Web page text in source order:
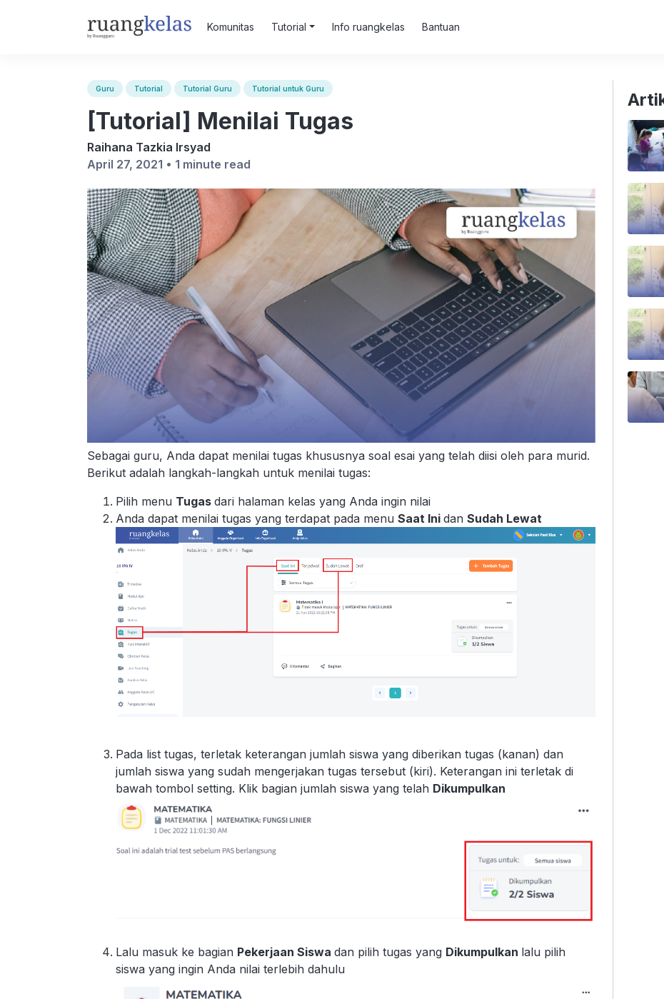
Komunitas Tutorial Info ruangkelas Bantuan
Guru Tutorial Tutorial Guru Tutorial untuk Guru
[Tutorial] Menilai Tugas
Raihana Tazkia Irsyad
April 27, 2021 • 1 minute read
Sebagai guru, Anda dapat menilai tugas khususnya soal esai yang telah diisi oleh para murid.
Berikut adalah langkah-langkah untuk menilai tugas:
Pilih menu Tugas dari halaman kelas yang Anda ingin nilai
Anda dapat menilai tugas yang terdapat pada menu Saat Ini dan Sudah Lewat
Pada list tugas, terletak keterangan jumlah siswa yang diberikan tugas (kanan) dan
jumlah siswa yang sudah mengerjakan tugas tersebut (kiri). Keterangan ini terletak di
bawah tombol setting. Klik bagian jumlah siswa yang telah Dikumpulkan
Lalu masuk ke bagian Pekerjaan Siswa dan pilih tugas yang Dikumpulkan lalu pilih
siswa yang ingin Anda nilai terlebih dahulu